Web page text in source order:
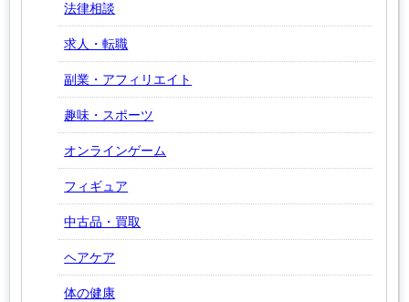
法律相談
求人・転職
副業・アフィリエイト
趣味・スポーツ
オンラインゲーム
フィギュア
中古品・買取
ヘアケア
体の健康